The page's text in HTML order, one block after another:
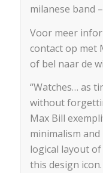
milanese band
Voor meer
contact op met
of bel naar de
“Watches… as
without
Max Bill
minimalism
logical layout
this design